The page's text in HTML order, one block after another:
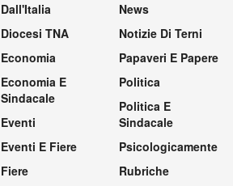
Dall'Italia
Diocesi TNA
Economia
Economia E
Sindacale
Eventi
Eventi E Fiere
Fiere
News
Notizie Di Terni
Papaveri E Papere
Politica
Politica E
Sindacale
Psicologicamente
Rubriche